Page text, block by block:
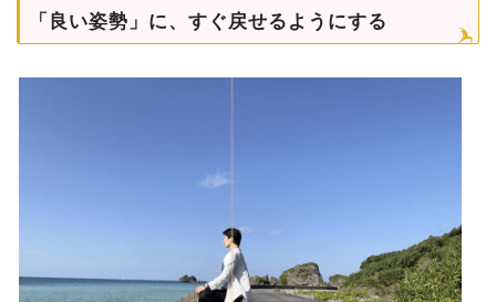
「良い姿勢」に、すぐ戻せるようにする